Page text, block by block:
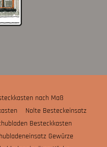
nach Maß
Nolte Besteckeinsatz
Besteckkasten
Gewürze